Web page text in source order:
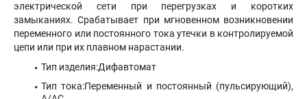
электрической сети при перегрузках и коротких
замыканиях. Срабатывает при мгновенном возникновении
переменного или постоянного тока утечки в контролируемой
цепи или при их плавном нарастании.
Тип изделия:Дифавтомат
Тип тока:Переменный и постоянный (пульсирующий),